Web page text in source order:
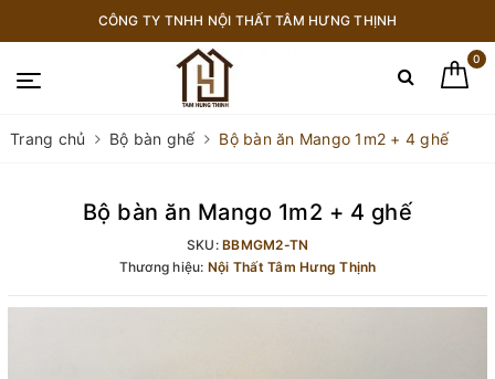
CÔNG TY TNHH NỘI THẤT TÂM HƯNG THỊNH
0
Trang chủ Bộ bàn ghế Bộ bàn ăn Mango 1m2 + 4 ghế
Bộ bàn ăn Mango 1m2 + 4 ghế
SKU: BBMGM2-TN
Thương hiệu: Nội Thất Tâm Hưng Thịnh